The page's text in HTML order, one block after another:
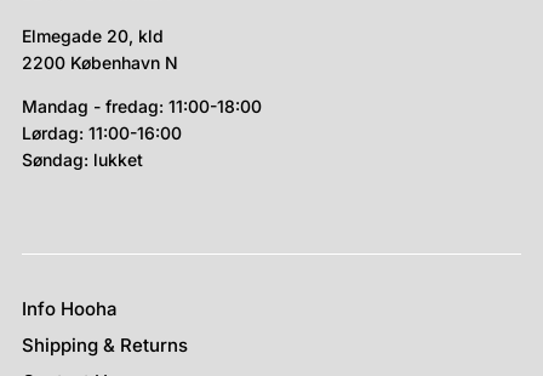
Elmegade 20, kld
2200 København N
Mandag - fredag: 11:00-18:00
Lørdag: 11:00-16:00
Søndag: lukket
Info Hooha
Shipping & Returns